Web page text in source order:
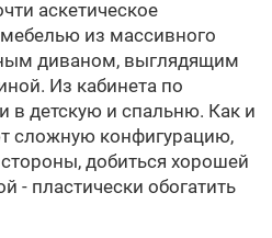
аскетическое
из массивного
диваном, выглядящим
Из кабинета по
в детскую и спальню. Как и
сложную конфигурацию,
добиться хорошей
- пластически обогатить